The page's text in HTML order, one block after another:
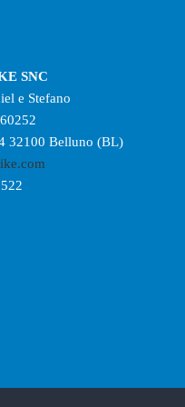
SNC
e Stefano
32100 Belluno (BL)